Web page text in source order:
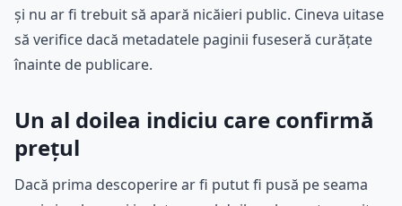
și nu ar fi trebuit să apară nicăieri public. Cineva uitase
să verifice dacă metadatele paginii fuseseră curățate
înainte de publicare.
Un al doilea indiciu care confirmă
prețul
Dacă prima descoperire ar fi putut fi pusă pe seama